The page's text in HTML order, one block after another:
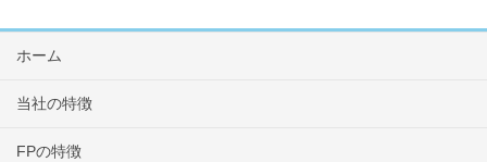
ホーム
当社の特徴
FPの特徴